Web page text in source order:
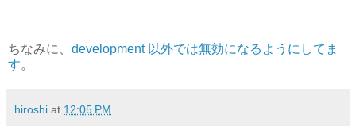
ちなみに、 development 以外では無効になるようにしてま
す。
hiroshi at 12:05 PM